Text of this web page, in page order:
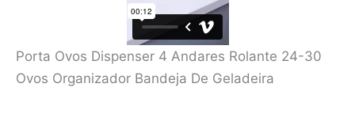
Porta Ovos Dispenser 4 Andares Rolante 24-30
Ovos Organizador Bandeja De Geladeira